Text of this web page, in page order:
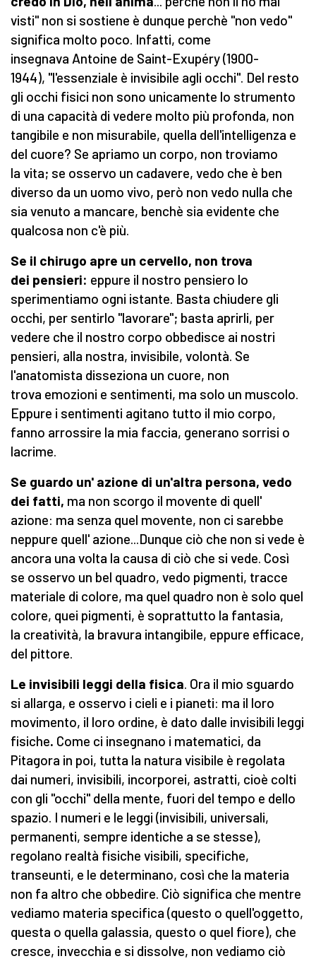
visti" non si sostiene è dunque perchè "non vedo"
significa molto poco. Infatti, come
insegnava Antoine de Saint-Exupéry(1900-
1944), "l'essenziale è invisibile agli occhi". Del resto
gli occhi fisici non sono unicamente lo strumento
di una capacità di vedere molto più profonda, non
tangibile e non misurabile, quella dell'intelligenza e
del cuore? Se apriamo un corpo, non troviamo
la vita; se osservo un cadavere, vedo che è ben
diverso da un uomo vivo, però non vedo nulla che
sia venuto a mancare, benchè sia evidente che
qualcosa non c'è più.
Se il chirugo apre un cervello, non trova
dei pensieri: eppure il nostro pensiero lo
sperimentiamo ogni istante. Basta chiudere gli
occhi, per sentirlo "lavorare"; basta aprirli, per
vedere che il nostro corpo obbedisce ai nostri
pensieri, alla nostra, invisibile, volontà. Se
l'anatomista disseziona un cuore, non
trova emozioni e sentimenti, ma solo un muscolo.
Eppure i sentimenti agitano tutto il mio corpo,
fanno arrossire la mia faccia, generano sorrisi o
lacrime.
Se guardo un' azione di un'altra persona, vedo
dei fatti, ma non scorgo il movente di quell'
azione: ma senza quel movente, non ci sarebbe
neppure quell' azione...Dunque ciò che non si vede è
ancora una volta la causa di ciò che si vede. Così
se osservo un bel quadro, vedo pigmenti, tracce
materiale di colore, ma quel quadro non è solo quel
colore, quei pigmenti, è soprattutto la fantasia,
la creatività, la bravura intangibile, eppure efficace,
del pittore.
Le invisibili leggi della fisica. Ora il mio sguardo
si allarga, e osservo i cieli e i pianeti: ma il loro
movimento, il loro ordine, è dato dalle invisibili leggi
fisiche. Come ci insegnano i matematici, da
Pitagora in poi, tutta la natura visibile è regolata
dai numeri, invisibili, incorporei, astratti, cioè colti
con gli "occhi" della mente, fuori del tempo e dello
spazio. I numeri e le leggi (invisibili, universali,
permanenti, sempre identiche a se stesse),
regolano realtà fisiche visibili, specifiche,
transeunti, e le determinano, così che la materia
non fa altro che obbedire. Ciò significa che mentre
vediamo materia specifica (questo o quell'oggetto,
questa o quella galassia, questo o quel fiore), che
cresce, invecchia e si dissolve, non vediamo ciò